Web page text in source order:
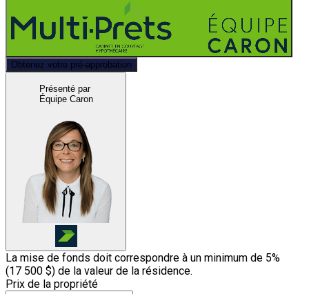
Obtenez votre pré-approbation
Présenté par
Équipe Caron
La mise de fonds doit correspondre à un minimum de 5%
(17 500 $) de la valeur de la résidence.
Prix de la propriété